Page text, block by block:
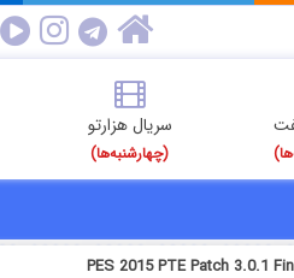
سریال هزارتو
(چهارشنبه‌ها)